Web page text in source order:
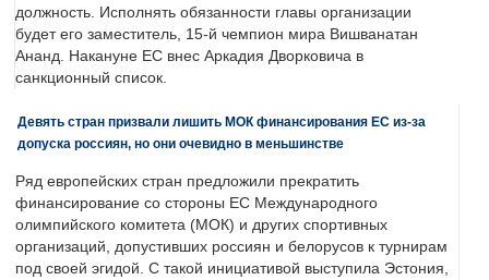
должность. Исполнять обязанности главы организации
будет его заместитель, 15-й чемпион мира Вишванатан
Ананд. Накануне ЕС внес Аркадия Дворковича в
санкционный список.
Девять стран призвали лишить МОК финансирования ЕС из-за
допуска россиян, но они очевидно в меньшинстве
Ряд европейских стран предложили прекратить
финансирование со стороны ЕС Международного
олимпийского комитета (МОК) и других спортивных
организаций, допустивших россиян и белорусов к турнирам
под своей эгидой. С такой инициативой выступила Эстония,